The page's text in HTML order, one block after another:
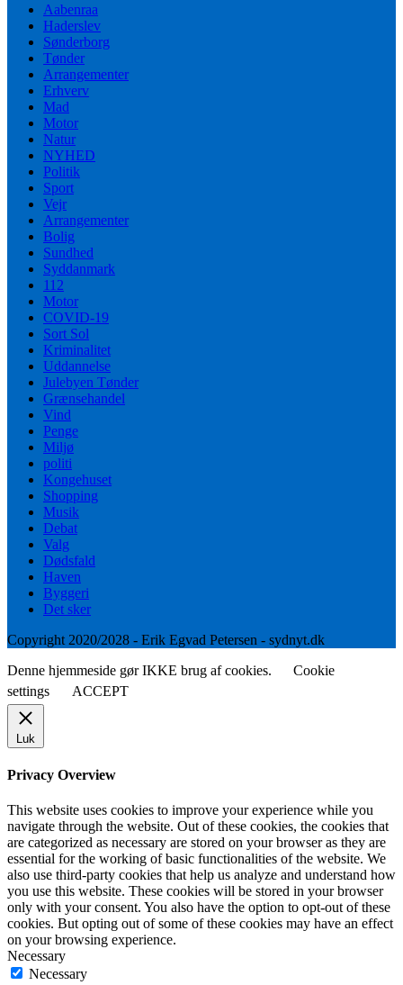
Aabenraa
Haderslev
Sønderborg
Tønder
Arrangementer
Erhverv
Mad
Motor
Natur
NYHED
Politik
Sport
Vejr
Arrangementer
Bolig
Sundhed
Syddanmark
112
Motor
COVID-19
Sort Sol
Kriminalitet
Uddannelse
Julebyen Tønder
Grænsehandel
Vind
Penge
Miljø
politi
Kongehuset
Shopping
Musik
Debat
Valg
Dødsfald
Haven
Byggeri
Det sker
Copyright 2020/2028 - Erik Egvad Petersen - sydnyt.dk
Denne hjemmeside gør IKKE brug af cookies.
Cookie
settings
ACCEPT
Luk
Privacy Overview
This website uses cookies to improve your experience while you
navigate through the website. Out of these cookies, the cookies that
are categorized as necessary are stored on your browser as they are
essential for the working of basic functionalities of the website. We
also use third-party cookies that help us analyze and understand how
you use this website. These cookies will be stored in your browser
only with your consent. You also have the option to opt-out of these
cookies. But opting out of some of these cookies may have an effect
on your browsing experience.
Necessary
Necessary